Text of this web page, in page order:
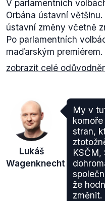
V parlamentních
Orbána ústavní
ústavní změny včetně
Po parlamentních
maďarským premiérem.
zobrazit celé
Lukáš
Wagenknecht
My v
stran,
KSČM,
že
změnit.